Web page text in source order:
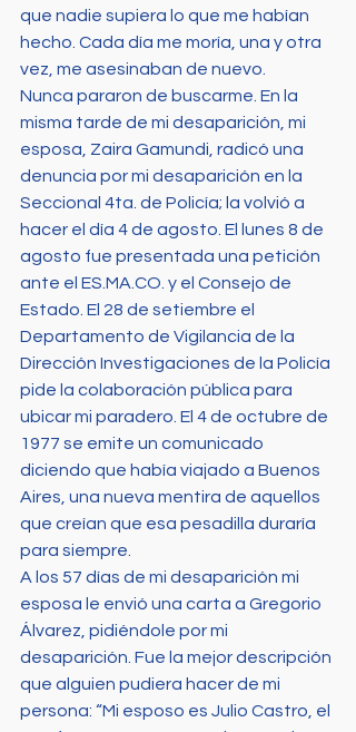
que nadie supiera lo que me habían
hecho. Cada día me moría, una y otra
vez, me asesinaban de nuevo.
Nunca pararon de buscarme. En la
misma tarde de mi desaparición, mi
esposa, Zaira Gamundi, radicó una
denuncia por mi desaparición en la
Seccional 4ta. de Policía; la volvió a
hacer el día 4 de agosto. El lunes 8 de
agosto fue presentada una petición
ante el ES.MA.CO. y el Consejo de
Estado. El 28 de setiembre el
Departamento de Vigilancia de la
Dirección Investigaciones de la Policía
pide la colaboración pública para
ubicar mi paradero. El 4 de octubre de
1977 se emite un comunicado
diciendo que había viajado a Buenos
Aires, una nueva mentira de aquellos
que creían que esa pesadilla duraría
para siempre.
A los 57 días de mi desaparición mi
esposa le envió una carta a Gregorio
Álvarez, pidiéndole por mi
desaparición. Fue la mejor descripción
que alguien pudiera hacer de mi
persona: “Mi esposo es Julio Castro, el